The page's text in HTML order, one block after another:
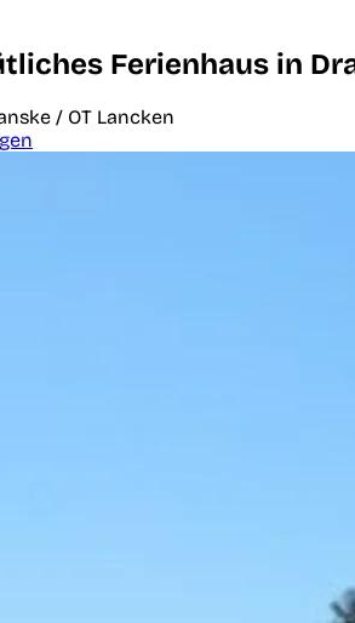
Ferienhaus in
/ OT Lancken